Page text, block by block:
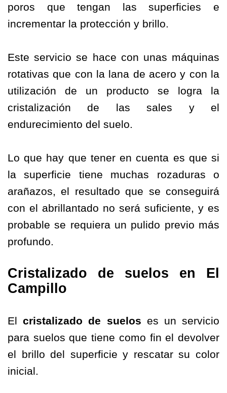
poros que tengan las superficies e
incrementar la protección y brillo.
Este servicio se hace con unas máquinas
rotativas que con la lana de acero y con la
utilización de un producto se logra la
cristalización de las sales y el
endurecimiento del suelo.
Lo que hay que tener en cuenta es que si
la superficie tiene muchas rozaduras o
arañazos, el resultado que se conseguirá
con el abrillantado no será suficiente, y es
probable se requiera un pulido previo más
profundo.
Cristalizado de suelos en El
Campillo
Elcristalizado de suelos es un servicio
para suelos que tiene como fin el devolver
el brillo del superficie y rescatar su color
inicial.